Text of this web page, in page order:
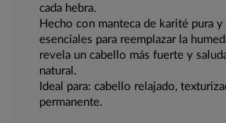
cada hebra.
Hecho con manteca de karité pura y
esenciales para reemplazar la
revela un cabello más fuerte y
natural.
Ideal para: cabello relajado,
permanente.